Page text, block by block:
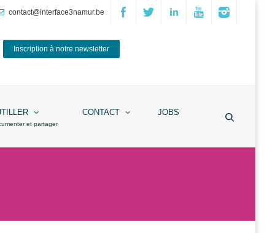
contact@interface3namur.be
Inscription à notre newsletter
et partager
CONTACT JOBS